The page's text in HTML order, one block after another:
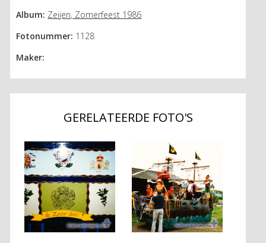
Album: Zeijen, Zomerfeest 1986
Fotonummer: 1128
Maker:
GERELATEERDE FOTO'S